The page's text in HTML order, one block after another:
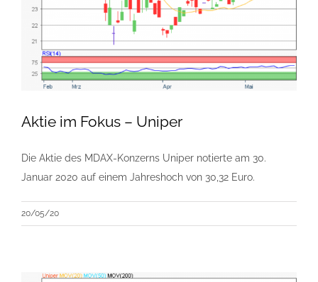
Aktie im Fokus – Uniper
Die Aktie des MDAX-Konzerns Uniper notierte am 30.
Januar 2020 auf einem Jahreshoch von 30,32 Euro.
20/05/20